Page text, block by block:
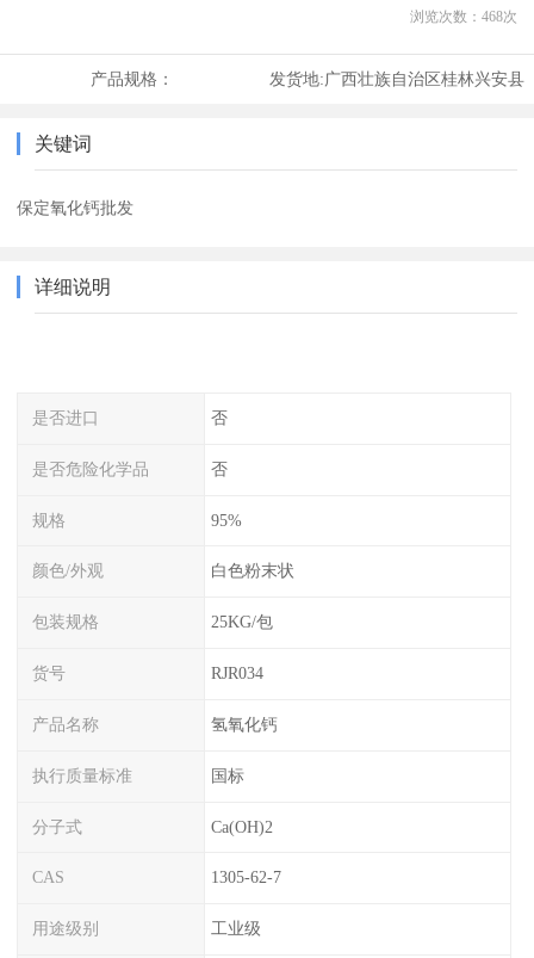
浏览次数： 468次
产品规格： 发货地:广西壮族自治区桂林兴安县
关键词
保定氧化钙批发
详细说明
是否进口 否
是否危险化学品 否
规格 95%
颜色/外观 白色粉末状
包装规格 25KG/包
货号 RJR034
产品名称 氢氧化钙
执行质量标准 国标
分子式 Ca(OH)2
CAS 1305-62-7
用途级别 工业级